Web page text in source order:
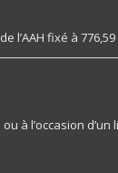
fixé à
à l’occasion d’un